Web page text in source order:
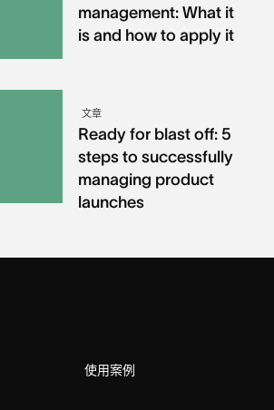
management: What it
is and how to apply it
文章
Ready for blast off: 5
steps to successfully
managing product
launches
使用案例